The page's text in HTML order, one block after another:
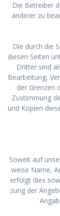
Die Betrei­ber
ande­rer zu
Die durch die
die­sen Sei­ten
Drit­ter sind
Bear­bei­tung,
der Gren­zen
Zustim­mung
und Kopien
Soweit auf
wei­se Name,
erfolgt dies
zung der